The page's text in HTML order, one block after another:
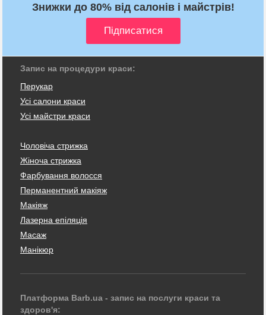
Знижки до 80% від салонів і майстрів!
Запис на процедури краси:
Перукар
Усі салони краси
Усі майстри краси
Чоловіча стрижка
Жіноча стрижка
Фарбування волосся
Перманентний макіяж
Макіяж
Лазерна епіляція
Масаж
Манікюр
Платформа Barb.ua - запис на послуги краси та
здоров'я: